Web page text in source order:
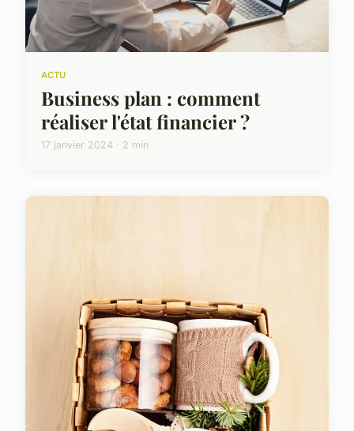
ACTU
Business plan : comment
réaliser l'état financier ?
17 janvier 2024 · 2 min